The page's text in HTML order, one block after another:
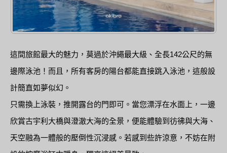
這間旅館最大的魅力，莫過於沖繩最大級、全長142公尺的無
邊際泳池！而且，所有客房的陽台都能直接跳入泳池，這般設
計簡直如夢似幻。
只需換上泳裝，推開露台的門即可。當您漂浮在水面上，一邊
欣賞古宇利大橋與澄澈大海的全景，便能體驗到彷彿與大海、
天空融為一體般的壓倒性沉浸感。若感到些許涼意，不妨在附